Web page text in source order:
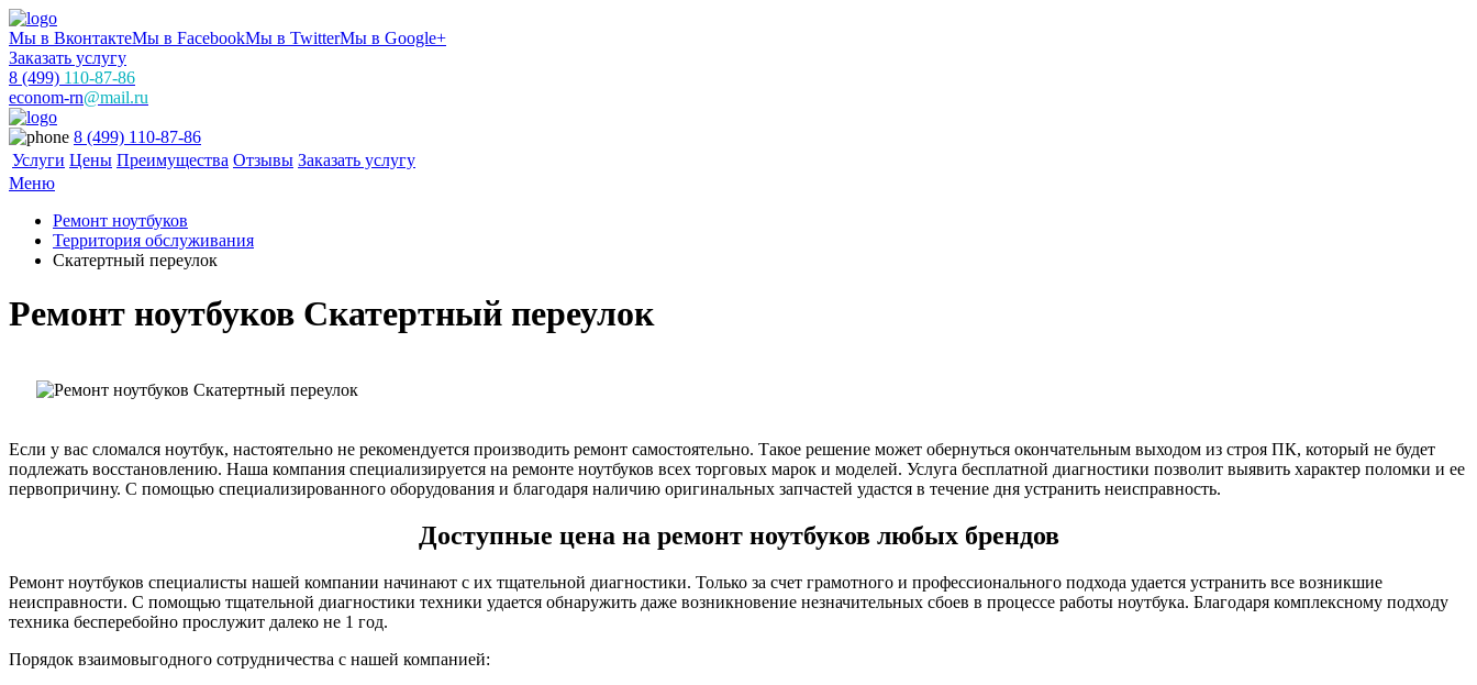
Мы в ВконтактеМы в FacebookМы в TwitterМы в Google+
Заказать услугу
8 (499) 110-87-86
econom-rn@mail.ru
8 (499) 110-87-86
Услуги Цены Преимущества Отзывы Заказать услугу
Меню
Ремонт ноутбуков
Территория обслуживания
Скатертный переулок
Ремонт ноутбуков Скатертный переулок
Если у вас сломался ноутбук, настоятельно не рекомендуется производить ремонт самостоятельно. Такое решение может обернуться окончательным выходом из строя ПК, который не будет
подлежать восстановлению. Наша компания специализируется на ремонте ноутбуков всех торговых марок и моделей. Услуга бесплатной диагностики позволит выявить характер поломки и ее
первопричину. С помощью специализированного оборудования и благодаря наличию оригинальных запчастей удастся в течение дня устранить неисправность.
Доступные цена на ремонт ноутбуков любых брендов
Ремонт ноутбуков специалисты нашей компании начинают с их тщательной диагностики. Только за счет грамотного и профессионального подхода удается устранить все возникшие
неисправности. С помощью тщательной диагностики техники удается обнаружить даже возникновение незначительных сбоев в процессе работы ноутбука. Благодаря комплексному подходу
техника бесперебойно прослужит далеко не 1 год.
Порядок взаимовыгодного сотрудничества с нашей компанией: